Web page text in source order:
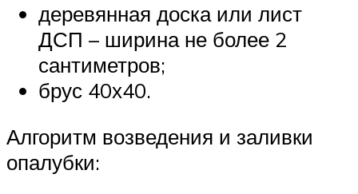
деревянная доска или лист
ДСП – ширина не более 2
сантиметров;
брус 40х40.
Алгоритм возведения и заливки
опалубки: